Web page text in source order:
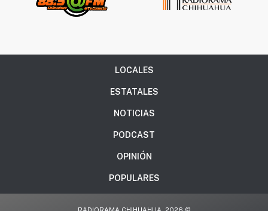
LOCALES
ESTATALES
NOTICIAS
PODCAST
OPINIÓN
POPULARES